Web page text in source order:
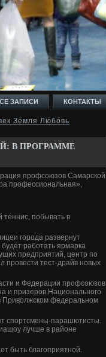
ЗАПИСИ КОНТАКТЫ
Земля Любовь
В ПРОГРАММЕ
профсоюзов Самарской
профессиональная»,
теннис, побывать в
города развернут
работать ярмарка
предприятий, центр по
провести тест-драйв новых
и Федерации профсоюзов
и призеров Национального
федеральном
спортсмены-парашютисты.
лучше в районе
быть благоприятной.